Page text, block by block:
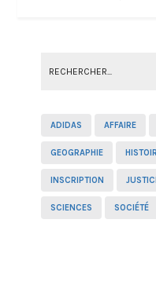
ADIDAS AFFAIRE
GEOGRAPHIE
INSCRIPTION
SCIENCES SOCIÉTÉ